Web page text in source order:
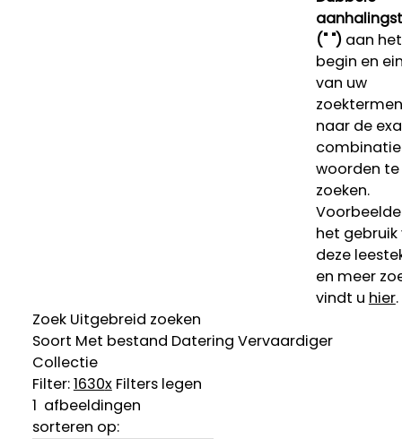
(" ")aan het
begin en
van uw
naar de
woorden te
zoeken.
het gebruik
deze
en meer
vindt u hier.
Zoek Uitgebreid zoeken
Soort Met bestand Datering Vervaardiger
Collectie
Filter:1630x Filters legen
1 afbeeldingen
sorteren op: